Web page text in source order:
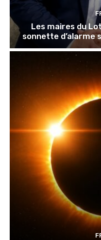
Les maires du
sonnette d’alarme